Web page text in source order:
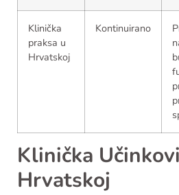
Klinička
praksa u
Hrvatskoj
Kontinuirano
Klinička
Hrvatskoj